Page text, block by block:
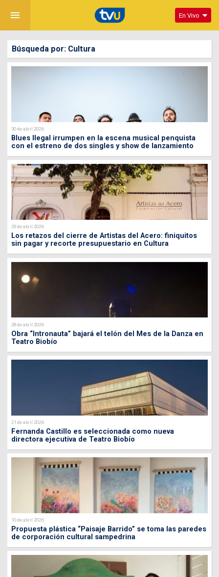
menu En Vivo
Búsqueda por: Cultura
30 de abril 2026
Blues Ilegal irrumpen en la escena musical penquista
con el estreno de dos singles y show de lanzamiento
29 de abril 2026
Los retazos del cierre de Artistas del Acero: finiquitos
sin pagar y recorte presupuestario en Cultura
28 de abril 2026
Obra “Intronauta” bajará el telón del Mes de la Danza en
Teatro Biobío
21 de abril 2026
Fernanda Castillo es seleccionada como nueva
directora ejecutiva de Teatro Biobío
10 de abril 2026
Propuesta plástica “Paisaje Barrido” se toma las paredes
de corporación cultural sampedrina